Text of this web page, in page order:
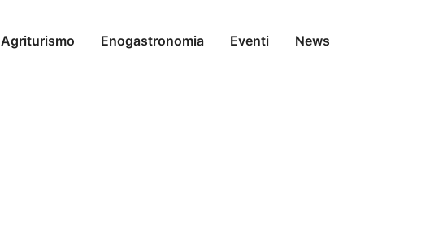
Agriturismo Enogastronomia Eventi News